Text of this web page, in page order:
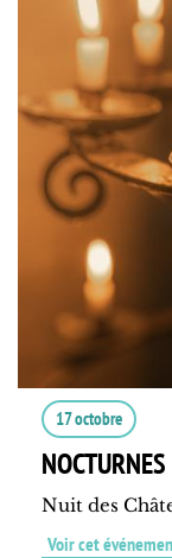
17 octobre
Nuit des
Voir cet